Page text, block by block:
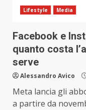
Lifestyle Media
Facebook e
quanto costa
serve
Alessandro Avico
Meta lancia gli
a partire da